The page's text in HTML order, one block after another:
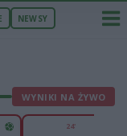
NEWSY
WYNIKI NA ŻYWO
24'